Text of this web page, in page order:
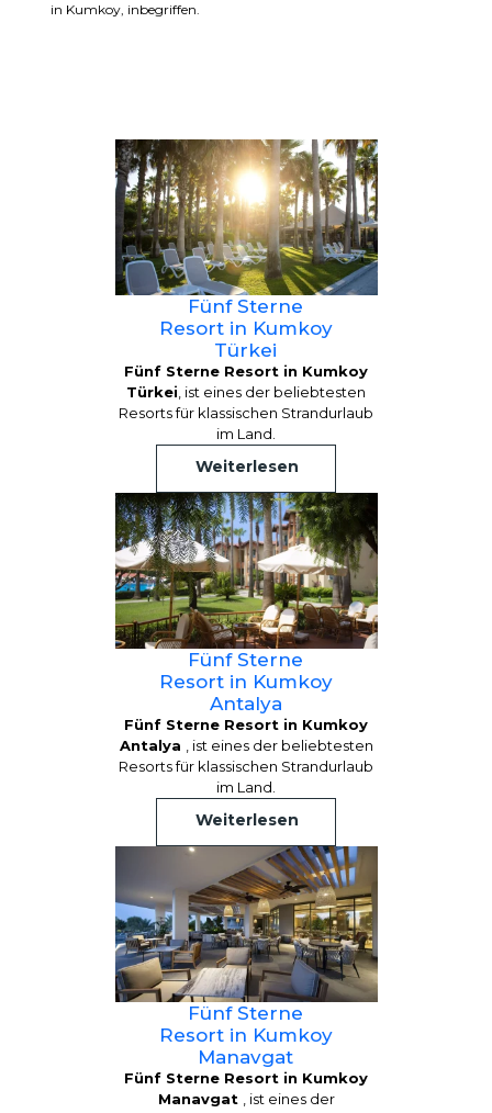
in Kumkoy, inbegriffen.
Fünf Sterne
Resort in Kumkoy
Türkei
Fünf Sterne Resort in Kumkoy
Türkei , ist eines der beliebtesten
Resorts für klassischen Strandurlaub
im Land.
Weiterlesen
Fünf Sterne
Resort in Kumkoy
Antalya
Fünf Sterne Resort in Kumkoy
Antalya
, ist eines der beliebtesten
Resorts für klassischen Strandurlaub
im Land.
Weiterlesen
Fünf Sterne
Resort in Kumkoy
Manavgat
Fünf Sterne Resort in Kumkoy
Manavgat
, ist eines der